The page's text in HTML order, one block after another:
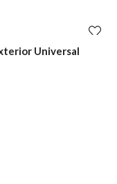
Universal